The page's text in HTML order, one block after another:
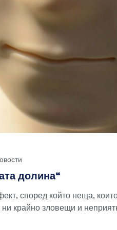
долина“
според който неща,
ни крайно зловещи и